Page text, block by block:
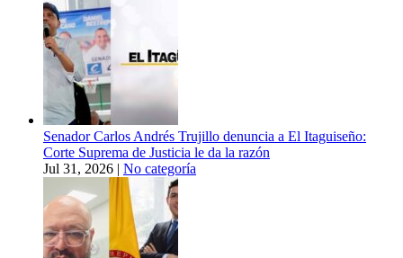
Senador Carlos Andrés Trujillo denuncia a El Itaguiseño:
Corte Suprema de Justicia le da la razón
Jul 31, 2026 | No categoría